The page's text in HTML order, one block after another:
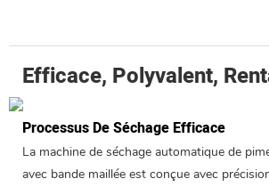
Efficace, Polyvalent,
Processus De Séchage Efficace
La machine de séchage automatique de
avec bande maillée est conçue avec